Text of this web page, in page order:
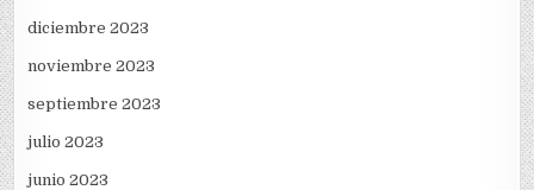
diciembre 2023
noviembre 2023
septiembre 2023
julio 2023
junio 2023